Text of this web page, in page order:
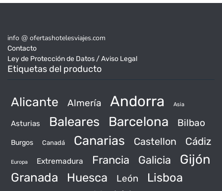
info @ ofertashotelesviajes.com
Contacto
Ley de Protección de Datos / Aviso Legal
Etiquetas del producto
Alicante Almería Andorra Asia
Asturias Baleares Barcelona Bilbao
Burgos Canadá Canarias Castellon Cádiz
Europa Extremadura Francia Galicia Gijón
Granada Huesca León Lisboa